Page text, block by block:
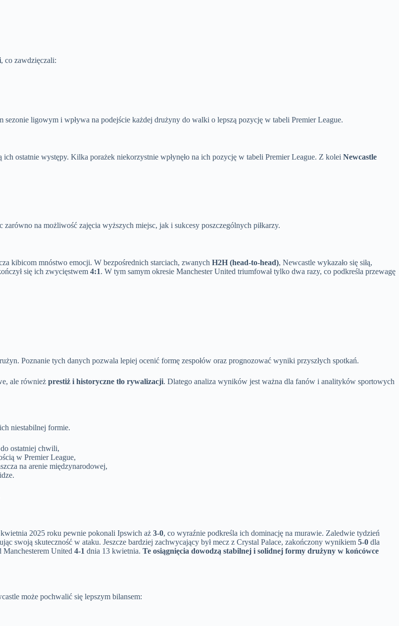
, co zawdzięczali:
ligowym i wpływa na podejście każdej drużyny do walki o lepszą pozycję w tabeli Premier League.
ostatnie występy. Kilka porażek niekorzystnie wpłynęło na ich pozycję w tabeli Premier League. Z kolei Newcastle
zarówno na możliwość zajęcia wyższych miejsc, jak i sukcesy poszczególnych piłkarzy.
kibicom mnóstwo emocji. W bezpośrednich starciach, zwanych H2H (head-to-head), Newcastle wykazało się siłą,
się ich zwycięstwem 4:1. W tym samym okresie Manchester United triumfował tylko dwa razy, co podkreśla przewagę
Poznanie tych danych pozwala lepiej ocenić formę zespołów oraz prognozować wyniki przyszłych spotkań.
ale również prestiż i historyczne tło rywalizacji. Dlatego analiza wyników jest ważna dla fanów i analityków sportowych
niestabilnej formie.
ostatniej chwili,
w Premier League,
na arenie międzynarodowej,
2025 roku pewnie pokonali Ipswich aż 3-0, co wyraźnie podkreśla ich dominację na murawie. Zaledwie tydzień
swoją skuteczność w ataku. Jeszcze bardziej zachwycający był mecz z Crystal Palace, zakończony wynikiem 5-0 dla
Manchesterem United 4-1 dnia 13 kwietnia. Te osiągnięcia dowodzą stabilnej i solidnej formy drużyny w końcówce
może pochwalić się lepszym bilansem: